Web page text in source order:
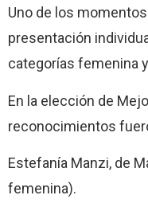
Uno de los
presentación
categorías femenina
En la elección de
reconocimientos
Estefanía Manzi, de
femenina).